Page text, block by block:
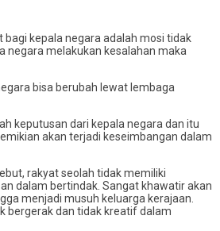
kepala negara adalah mosi tidak
negara melakukan kesalahan maka
bisa berubah lewat lembaga
keputusan dari kepala negara dan itu
akan terjadi keseimbangan dalam
rakyat seolah tidak memiliki
dalam bertindak. Sangat khawatir akan
menjadi musuh keluarga kerajaan.
bergerak dan tidak kreatif dalam